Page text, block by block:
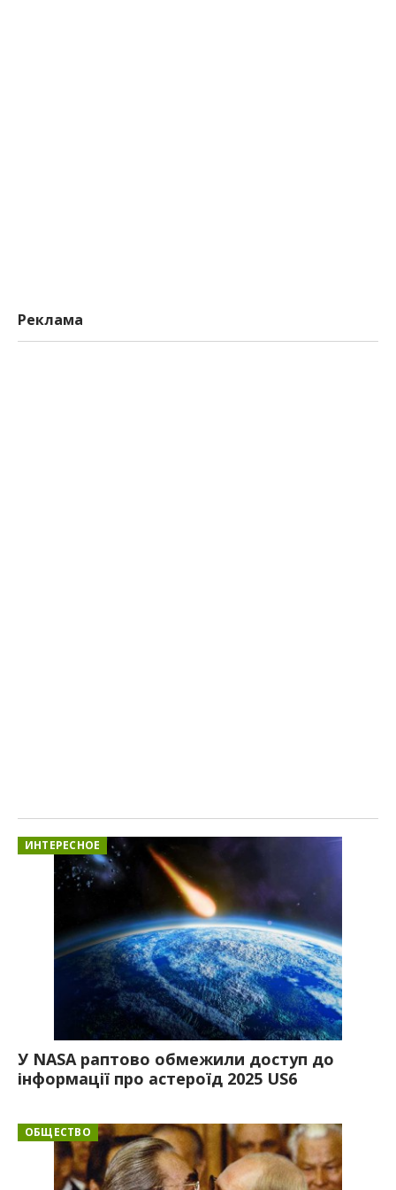
Реклама
ИНТЕРЕСНОЕ
У NASA раптово обмежили доступ до
інформації про астероїд 2025 US6
ОБЩЕСТВО